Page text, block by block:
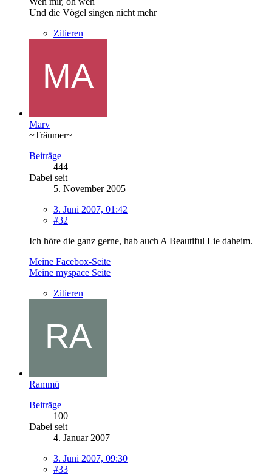
Und die Vögel singen nicht mehr
Zitieren
Marv
~Träumer~
Beiträge
444
Dabei seit
5. November 2005
3. Juni 2007, 01:42
#32
Ich höre die ganz gerne, hab auch A Beautiful Lie daheim.
Meine Facebox-Seite
Meine myspace Seite
Zitieren
Rammü
Beiträge
100
Dabei seit
4. Januar 2007
3. Juni 2007, 09:30
#33